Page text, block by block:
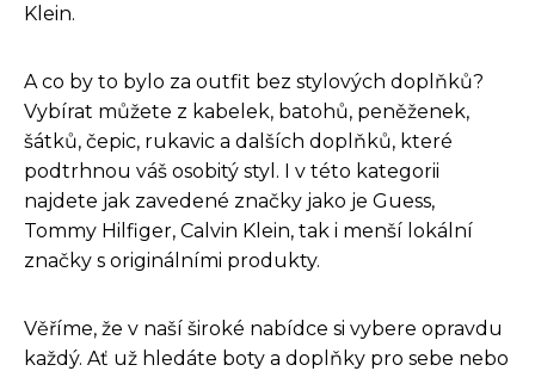
Klein.
A co by to bylo za outfit bez stylových doplňků?
Vybírat můžete z kabelek, batohů, peněženek,
šátků, čepic, rukavic a dalších doplňků, které
podtrhnou váš osobitý styl. I v této kategorii
najdete jak zavedené značky jako je Guess,
Tommy Hilfiger, Calvin Klein, tak i menší lokální
značky s originálními produkty.
Věříme, že v naší široké nabídce si vybere opravdu
každý. Ať už hledáte boty a doplňky pro sebe nebo